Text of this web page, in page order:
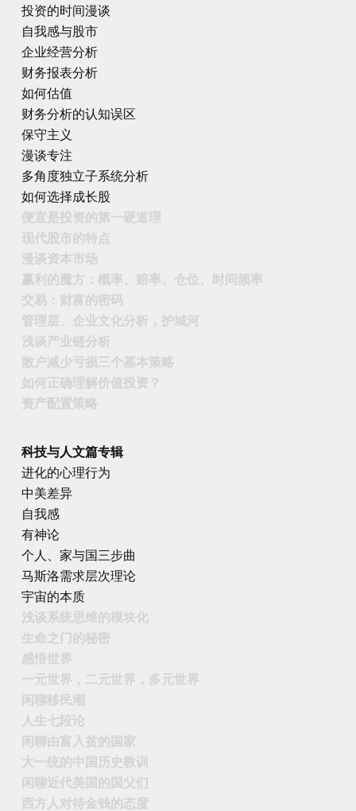
投资的时间漫谈
自我感与股市
企业经营分析
财务报表分析
如何估值
财务分析的认知误区
保守主义
漫谈专注
多角度独立子系统分析
如何选择成长股
便宜是投资的第一硬道理
现代股市的特点
漫谈资本市场
赢利的魔方：概率、赔率、仓位、时间频率
交易：财富的密码
管理层、企业文化分析，护城河
浅谈产业链分析
散户减少亏损三个基本策略
如何正确理解价值投资？
资产配置策略
科技与人文篇专辑
进化的心理行为
中美差异
自我感
有神论
个人、家与国三步曲
马斯洛需求层次理论
宇宙的本质
浅谈系统思维的模块化
生命之门的秘密
感悟世界
一元世界，二元世界，多元世界
闲聊移民潮
人生七段论
闲聊由富入贫的国家
大一统的中国历史教训
闲聊近代美国的国父们
西方人对待金钱的态度